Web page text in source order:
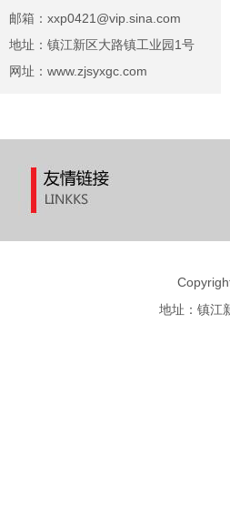
邮箱：xxp0421@vip.sina.com
地址：镇江新区大路镇工业园1号
网址：www.zjsyxgc.com
地址：镇江